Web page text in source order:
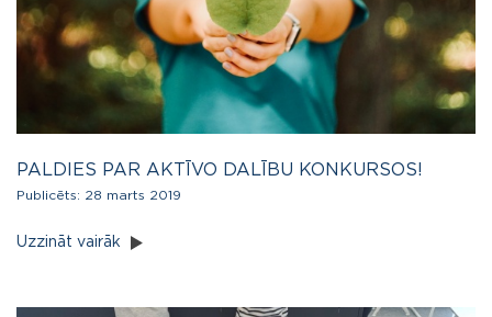
PALDIES PAR AKTĪVO DALĪBU KONKURSOS!
Publicēts: 28 marts 2019
Uzzināt vairāk